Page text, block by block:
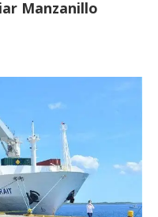
Manzanillo